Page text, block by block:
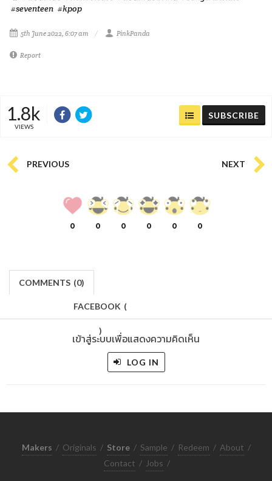
#seventeen #kpop
5th June 2022, 6:07 am PinkPanda
Report
1.8k
VIEWS
SUBSCRIBE
PREVIOUS NEXT
0 0 0 0 0 0
COMMENTS (0)
FACEBOOK (
)
เข้าสู่ระบบเพื่อแสดงความคิดเห็น
LOG IN
Makers / Originals / Store / Sample / Redeem / About /
Contact / Jobs /